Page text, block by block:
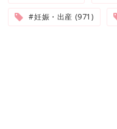
#妊娠・出産 (971)